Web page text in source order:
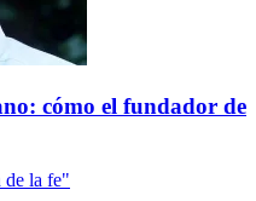
cómo el fundador de
de la fe"